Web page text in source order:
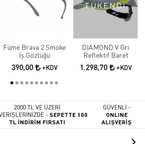
Füme Brava 2 Smoke
İş Gözlüğü
390,00 +KDV
TÜKENDİ
DIAMOND V Gri
Reflektif Baret
1.298,70 +KDV
2000 TL VE ÜZERİ
-SEPETTE 100
TL İNDİRİM FIRSATI
GÜVENLİ -
ONLINE
ALIŞVERİŞ